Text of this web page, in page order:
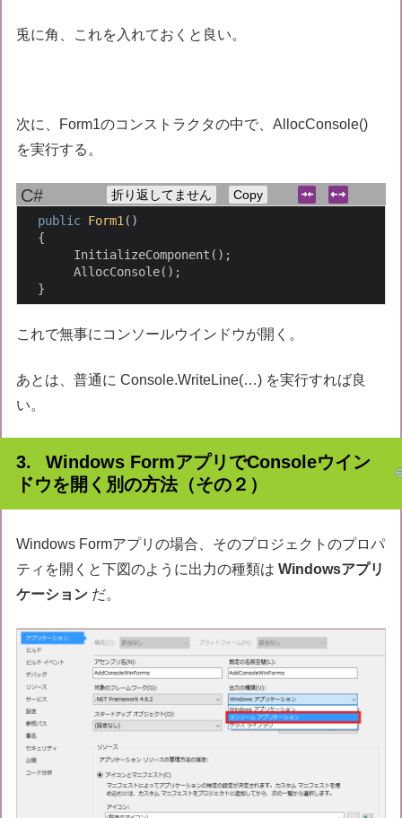
兎に角、これを入れておくと良い。
次に、Form1のコンストラクタの中で、AllocConsole()
を実行する。
Copy
折り返してません
public Form1 ( )
{
InitializeComponent();
}
これで無事にコンソールウインドウが開く。
あとは、普通に Console.WriteLine(…) を実行すれば良
い。
Windows FormアプリでConsoleウイン
ドウを開く別の方法（その２）
Windows Formアプリの場合、そのプロジェクトのプロパ
ティを開くと下図のように出力の種類はWindowsアプリ
ケーション だ。